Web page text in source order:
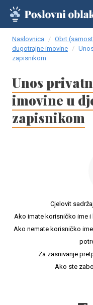
Naslovnica Obrt
dugotrajne imovine
zapisnikom
Unos
imovine u
zapisnikom
Cjelovit
Ako imate korisničko ime
Ako nemate korisničko
Za zasnivanje
Ako ste